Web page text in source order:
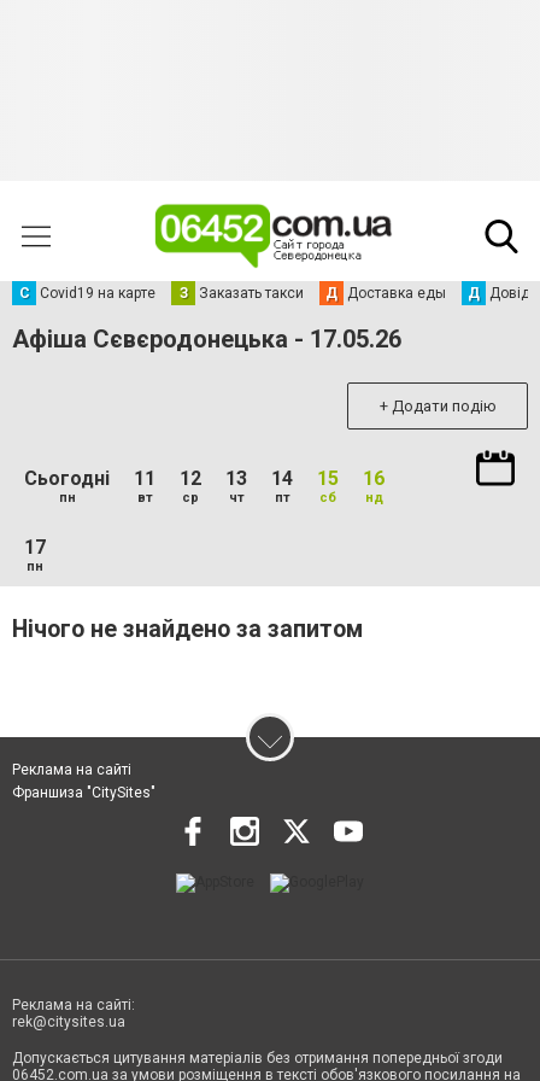
С Сovid19 на карте З Заказать такси Д Доставка еды Д
Афіша Сєвєродонецька - 17.05.26
+ Додати подію
Сьогодні
пн
11
вт
12
ср
13
чт
14
пт
15
сб
16
нд
17
пн
Нічого не знайдено за запитом
Реклама на сайті
Франшиза "CitySites"
Реклама на сайті:
rek@citysites.ua
Допускається цитування матеріалів без отримання попередньої згоди
06452.com.ua за умови розміщення в тексті обов'язкового посилання на